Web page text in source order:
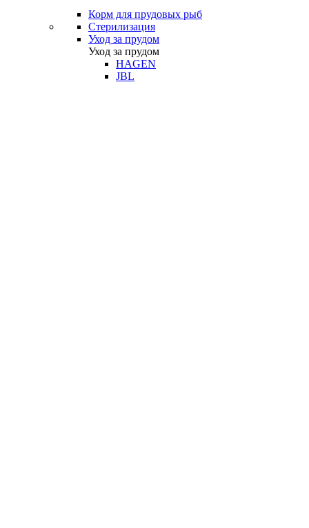
Корм для прудовых рыб
Стерилизация
Уход за прудом
Уход за прудом
HAGEN
JBL